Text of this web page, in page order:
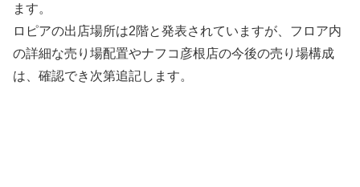
ます。
ロピアの出店場所は2階と発表されていますが、フロア内
の詳細な売り場配置やナフコ彦根店の今後の売り場構成
は、確認でき次第追記します。